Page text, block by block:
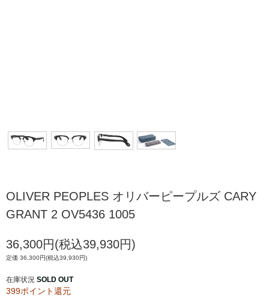
OLIVER PEOPLES オリバーピープルズ CARY
GRANT 2 OV5436 1005
36,300円(税込39,930円)
定価 36,300円(税込39,930円)
在庫状況 SOLD OUT
399ポイント還元